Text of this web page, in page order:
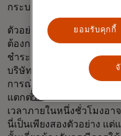
กระบวนการของ G20 อย่า
ตัวอย่างเช่น บริษัทที่ไม่ใช่
ต้องการเงินภายในหนึ่งชั่ว
ชำระเงิน (ตามเป้าหมายค
บริษัทเหล่านี้อาจมีตารางก
การณ์ได้ ซึ่งสอดคล้องกับว
แตกต่างจากกรณีการโอนเ
เวลาภายในหนึ่งชั่วโมงอ
นี่เป็นเพียงสองตัวอย่าง แ
ยอมรับคุกกี้